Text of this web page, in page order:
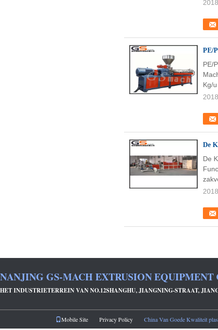
PE/
PE/
Kg/
De
De
NANJING GS-MACH EXTRUSION EQUIPMENT
HET INDUSTRIETERREIN VAN NO.12SHANGHU, JIANGNING-STRAAT,
Mobile Site Privacy Policy China Van Goede Kwaliteit